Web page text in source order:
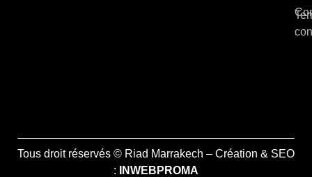
Tous droit réservés © Riad Marrakech – Création & SEO
:
INWEBPROMA